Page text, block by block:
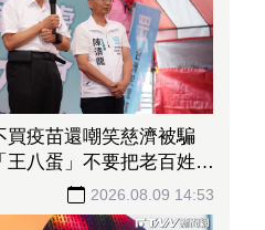
買疫苗還嘲笑慈濟被騙
王八蛋」不要把老百姓當
2026.08.09 14:53